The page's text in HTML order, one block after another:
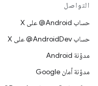
التواصل
حساب ‎@Android على X
حساب ‎@AndroidDev على X
مدوّنة Android
مدوّنة أمان Google